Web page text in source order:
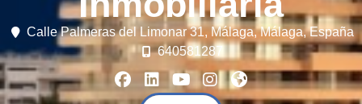
Calle Palmeras del Limonar 31, Málaga, Málaga,España
640581287